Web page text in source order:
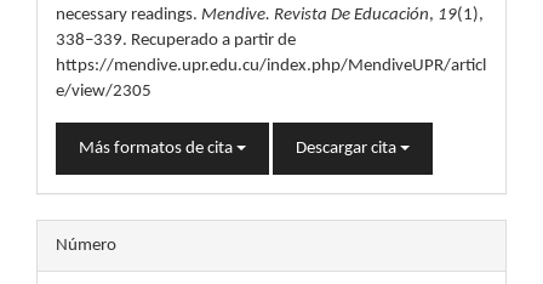
necessary readings. Mendive. Revista De Educación, 19(1),
338–339. Recuperado a partir de
https://mendive.upr.edu.cu/index.php/MendiveUPR/articl
e/view/2305
Más formatos de cita Descargar cita
Número